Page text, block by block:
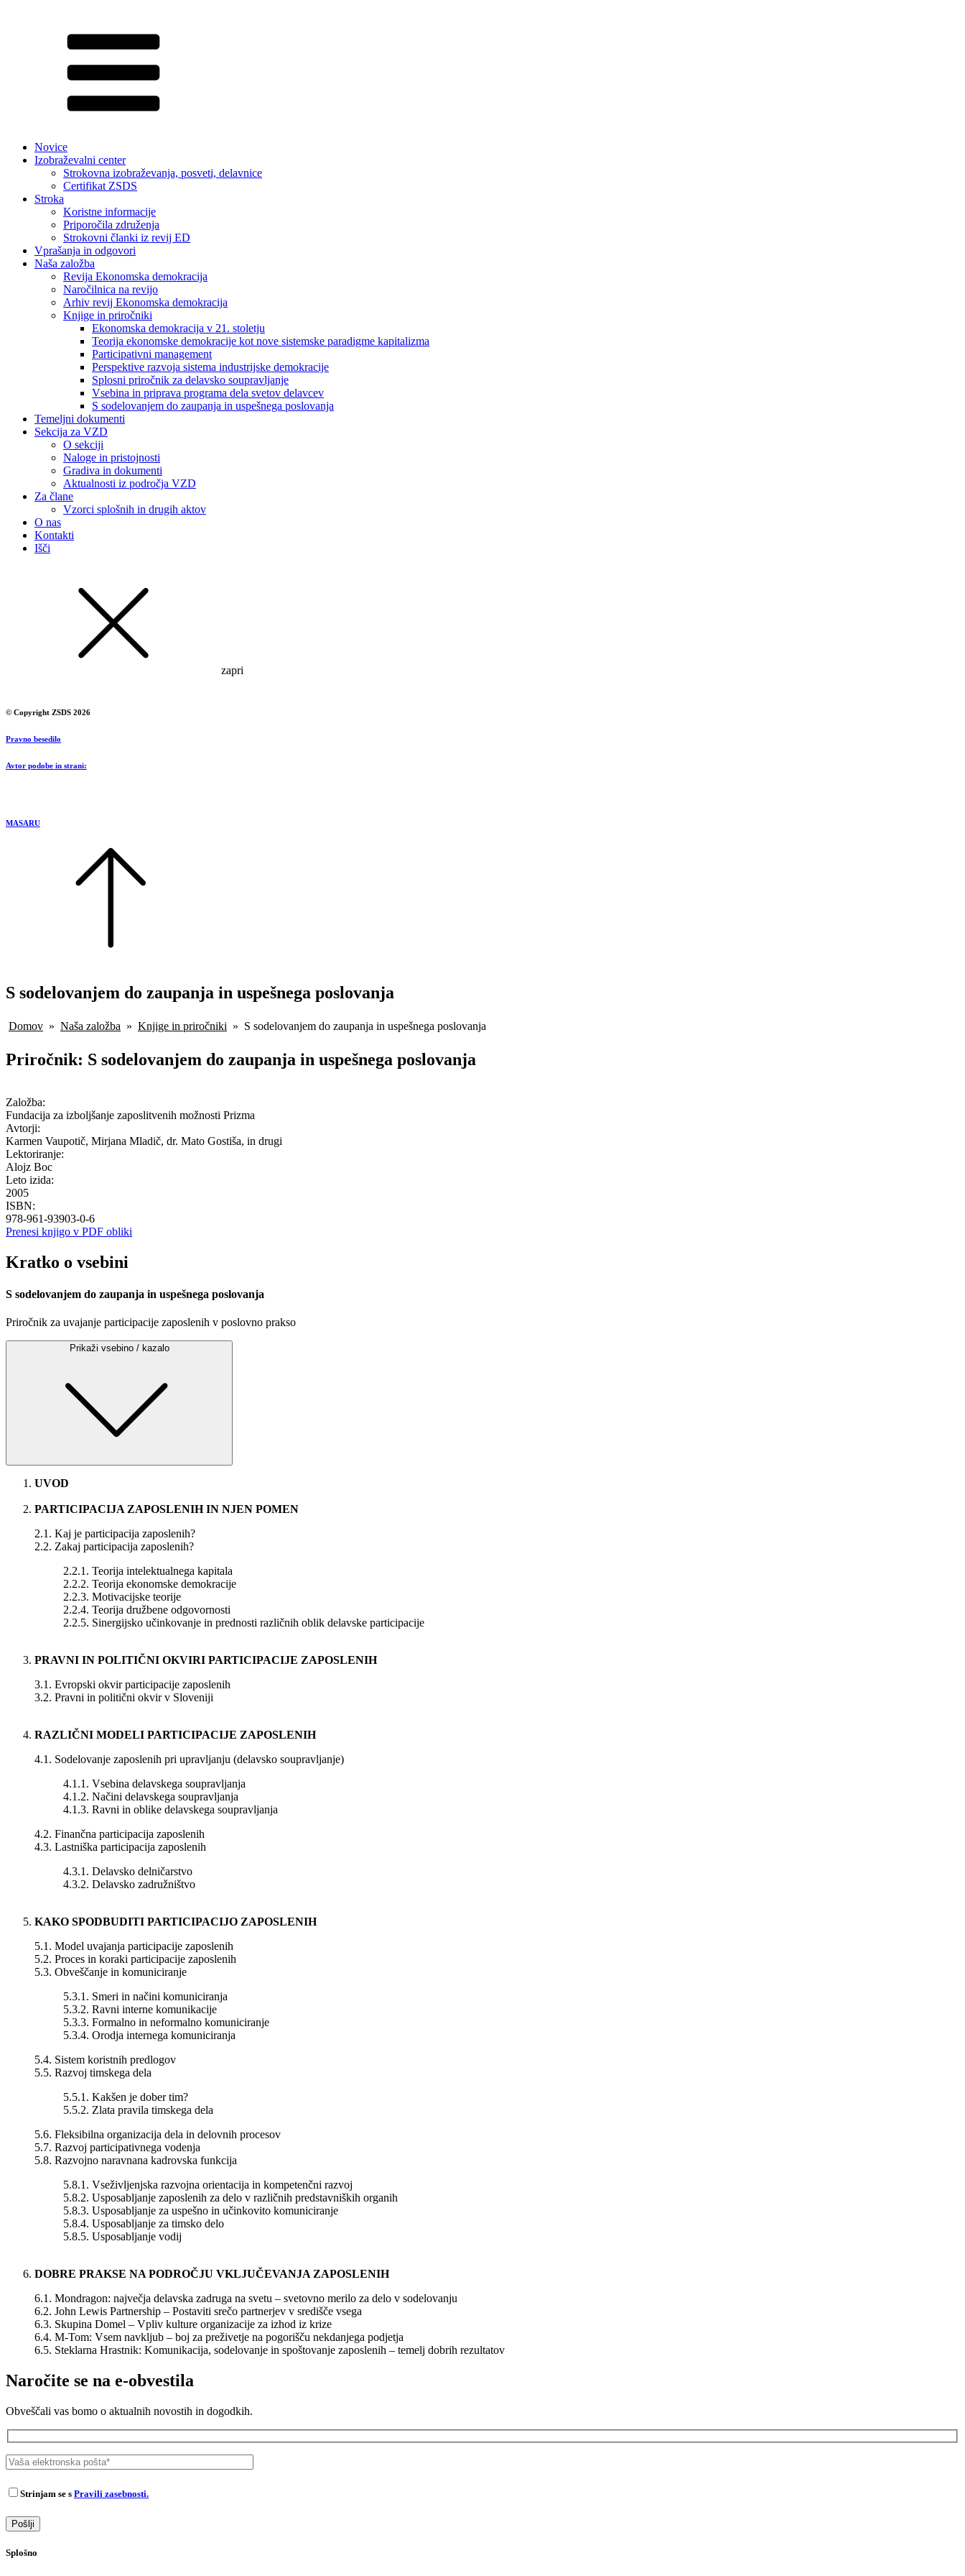
Novice
Izobraževalni center
Strokovna izobraževanja, posveti, delavnice
Certifikat ZSDS
Stroka
Koristne informacije
Priporočila združenja
Strokovni članki iz revij ED
Vprašanja in odgovori
Naša založba
Revija Ekonomska demokracija
Naročilnica na revijo
Arhiv revij Ekonomska demokracija
Knjige in priročniki
Ekonomska demokracija v 21. stoletju
Teorija ekonomske demokracije kot nove sistemske paradigme kapitalizma
Participativni management
Perspektive razvoja sistema industrijske demokracije
Splosni priročnik za delavsko soupravljanje
Vsebina in priprava programa dela svetov delavcev
S sodelovanjem do zaupanja in uspešnega poslovanja
Temeljni dokumenti
Sekcija za VZD
O sekciji
Naloge in pristojnosti
Gradiva in dokumenti
Aktualnosti iz področja VZD
Za člane
Vzorci splošnih in drugih aktov
O nas
Kontakti
Išči
zapri
© Copyright ZSDS 2026
Pravno besedilo
Avtor podobe in strani:
MASARU
S sodelovanjem do zaupanja in uspešnega poslovanja
Domov » Naša založba » Knjige in priročniki » S sodelovanjem do zaupanja in uspešnega poslovanja
Priročnik: S sodelovanjem do zaupanja in uspešnega poslovanja
Založba:
Fundacija za izboljšanje zaposlitvenih možnosti Prizma
Avtorji:
Karmen Vaupotič, Mirjana Mladič, dr. Mato Gostiša, in drugi
Lektoriranje:
Alojz Boc
Leto izida:
2005
ISBN:
978-961-93903-0-6
Prenesi knjigo v PDF obliki
Kratko o vsebini
S sodelovanjem do zaupanja in uspešnega poslovanja
Priročnik za uvajanje participacije zaposlenih v poslovno prakso
Prikaži vsebino / kazalo
UVOD
PARTICIPACIJA ZAPOSLENIH IN NJEN POMEN
2.1. Kaj je participacija zaposlenih?
2.2. Zakaj participacija zaposlenih?
2.2.1. Teorija intelektualnega kapitala
2.2.2. Teorija ekonomske demokracije
2.2.3. Motivacijske teorije
2.2.4. Teorija družbene odgovornosti
2.2.5. Sinergijsko učinkovanje in prednosti različnih oblik delavske participacije
PRAVNI IN POLITIČNI OKVIRI PARTICIPACIJE ZAPOSLENIH
3.1. Evropski okvir participacije zaposlenih
3.2. Pravni in politični okvir v Sloveniji
RAZLIČNI MODELI PARTICIPACIJE ZAPOSLENIH
4.1. Sodelovanje zaposlenih pri upravljanju (delavsko soupravljanje)
4.1.1. Vsebina delavskega soupravljanja
4.1.2. Načini delavskega soupravljanja
4.1.3. Ravni in oblike delavskega soupravljanja
4.2. Finančna participacija zaposlenih
4.3. Lastniška participacija zaposlenih
4.3.1. Delavsko delničarstvo
4.3.2. Delavsko zadružništvo
KAKO SPODBUDITI PARTICIPACIJO ZAPOSLENIH
5.1. Model uvajanja participacije zaposlenih
5.2. Proces in koraki participacije zaposlenih
5.3. Obveščanje in komuniciranje
5.3.1. Smeri in načini komuniciranja
5.3.2. Ravni interne komunikacije
5.3.3. Formalno in neformalno komuniciranje
5.3.4. Orodja internega komuniciranja
5.4. Sistem koristnih predlogov
5.5. Razvoj timskega dela
5.5.1. Kakšen je dober tim?
5.5.2. Zlata pravila timskega dela
5.6. Fleksibilna organizacija dela in delovnih procesov
5.7. Razvoj participativnega vodenja
5.8. Razvojno naravnana kadrovska funkcija
5.8.1. Vseživljenjska razvojna orientacija in kompetenčni razvoj
5.8.2. Usposabljanje zaposlenih za delo v različnih predstavniških organih
5.8.3. Usposabljanje za uspešno in učinkovito komuniciranje
5.8.4. Usposabljanje za timsko delo
5.8.5. Usposabljanje vodij
DOBRE PRAKSE NA PODROČJU VKLJUČEVANJA ZAPOSLENIH
6.1. Mondragon: največja delavska zadruga na svetu – svetovno merilo za delo v sodelovanju
6.2. John Lewis Partnership – Postaviti srečo partnerjev v središče vsega
6.3. Skupina Domel – Vpliv kulture organizacije za izhod iz krize
6.4. M-Tom: Vsem navkljub – boj za preživetje na pogorišču nekdanjega podjetja
6.5. Steklarna Hrastnik: Komunikacija, sodelovanje in spoštovanje zaposlenih – temelj dobrih rezultatov
Naročite se na e-obvestila
Obveščali vas bomo o aktualnih novostih in dogodkih.
Strinjam se s Pravili zasebnosti.
Splošno